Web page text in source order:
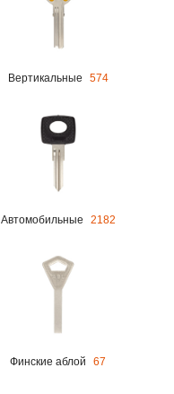
Вертикальные 574
Автомобильные 2182
Финские аблой 67